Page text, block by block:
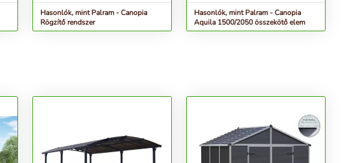
Hasonlók, mint Palram - Canopia
Rögzítő rendszer
Hasonlók, mint Palram - Canopia
Aquila 1500/2050 összekötő elem